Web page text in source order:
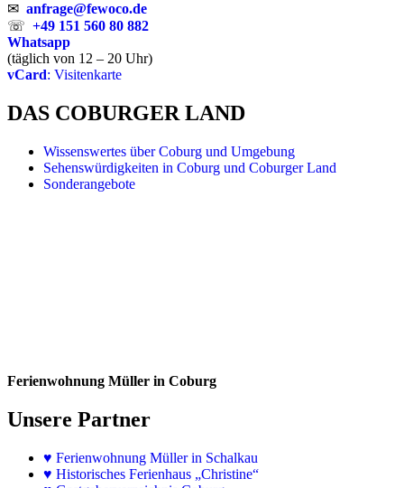
✉ anfrage@fewoco.de
☏ +49 151 560 80 882
Whatsapp
(täglich von 12 – 20 Uhr)
vCard: Visitenkarte
DAS COBURGER LAND
Wissenswertes über Coburg und Umgebung
Sehenswürdigkeiten in Coburg und Coburger Land
Sonderangebote
Ferienwohnung Müller in Coburg
Unsere Partner
♥ Ferienwohnung Müller in Schalkau
♥ Historisches Ferienhaus „Christine“